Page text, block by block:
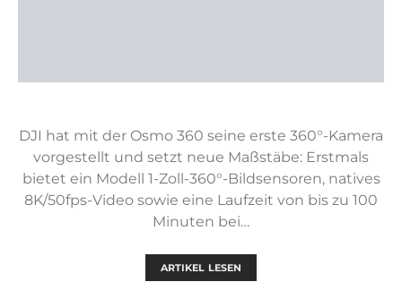
DJI hat mit der Osmo 360 seine erste 360°-Kamera
vorgestellt und setzt neue Maßstäbe: Erstmals
bietet ein Modell 1-Zoll-360°-Bildsensoren, natives
8K/50fps-Video sowie eine Laufzeit von bis zu 100
Minuten bei…
ARTIKEL LESEN